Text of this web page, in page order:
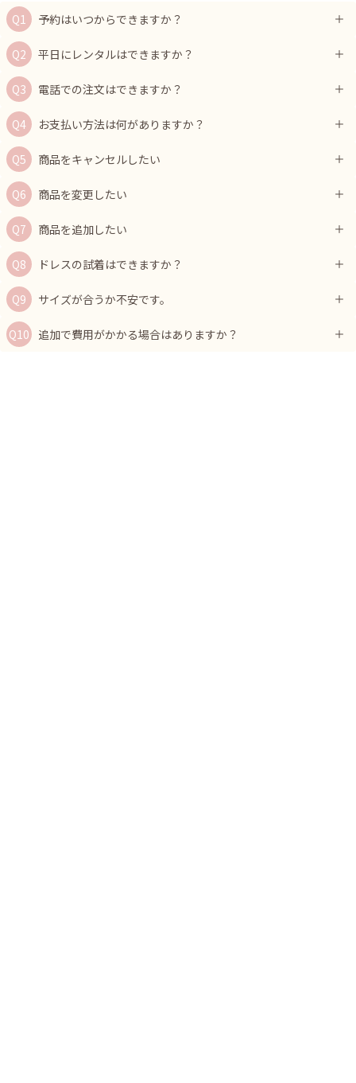
予約はいつからできますか？
平日にレンタルはできますか？
電話での注文はできますか？
お支払い方法は何がありますか？
商品をキャンセルしたい
商品を変更したい
商品を追加したい
ドレスの試着はできますか？
サイズが合うか不安です。
追加で費用がかかる場合はありますか？